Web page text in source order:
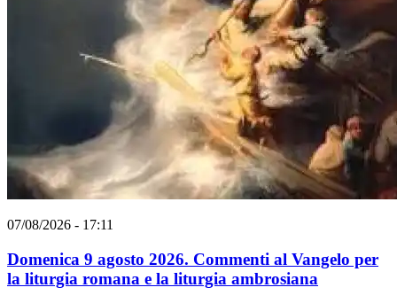
07/08/2026 - 17:11
Domenica 9 agosto 2026. Commenti al Vangelo per
la liturgia romana e la liturgia ambrosiana